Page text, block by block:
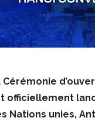
Cérémonie
officiellement
Nations unies,